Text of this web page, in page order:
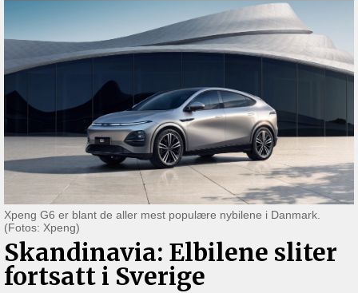
Xpeng G6 er blant de aller mest populære nybilene i Danmark.
(Fotos: Xpeng)
Skandinavia: Elbilene sliter
fortsatt i Sverige